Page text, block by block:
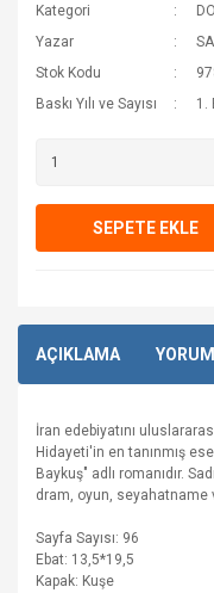
Kategori
Yazar
Stok Kodu
Baskı Yılı ve Sayısı
1.
SEPETE EKLE
AÇIKLAMA
İran edebiyatını
Hidayeti'in en tanınmış
Baykuş" adlı romanıdır.
dram, oyun, seyahatname
Sayfa Sayısı: 96
Ebat: 13,5*19,5
Kapak: Kuşe